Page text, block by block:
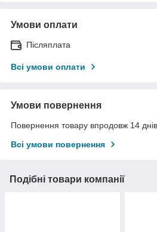
Умови оплати
Післяплата
Всі умови оплати
Умови повернення
Повернення товару впродовж 14
Всі умови повернення
Подібні товари компанії